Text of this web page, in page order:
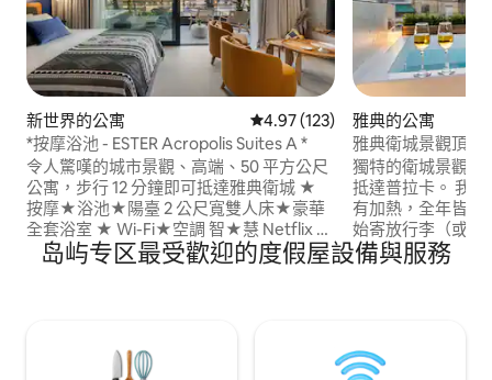
新世界的公寓 從 123 則評價中獲得 4.97 的平
4.97 (123)
*按摩浴池 - ESTER Acropolis Suites A *
令人驚嘆的城市景觀、高端、50 平方公尺
公寓，步行 12 分鐘即可抵達雅典衛城 ★
按摩★浴池★陽臺 2 公尺寬雙人床★豪華
全套浴室 ★ Wi-Fi★空調 智★慧 Netflix 電
視★Nespresso 咖啡機 我們的按摩浴池是
私人的，全年都可以使用。 安全、中心街
雅典的公寓
雅典衛城景觀頂層
獨特的衛城景觀頂
抵達普拉卡。 我們的水療池是私人的，且
有加熱，全年皆可使用。 可從
始寄放行李（或更早
臥室都有智慧電視
有房間都有空調 / 高速 WiFi
岛屿专区最受歡迎的度假屋設備與服務